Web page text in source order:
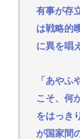
Powered by
有事が存
は戦略的
に異を唱
「あやふ
こそ、何
をはっき
が国家間